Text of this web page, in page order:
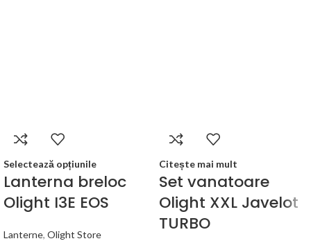
Selectează opțiunile
Lanterna breloc
Olight I3E EOS
Lanterne, Olight Store
Citește mai mult
Set vanatoare
Olight XXL Javelot
TURBO